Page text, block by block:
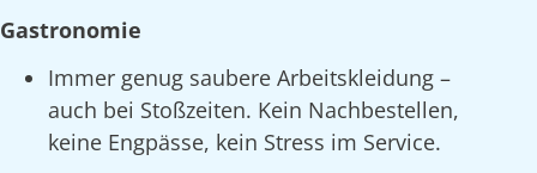
Gastronomie
Immer genug saubere Arbeitskleidung –
auch bei Stoßzeiten. Kein Nachbestellen,
keine Engpässe, kein Stress im Service.